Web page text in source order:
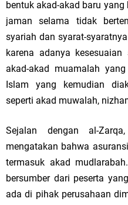
bentuk akad-akad baru
jaman selama tidak
syariah dan syarat-
karena adanya
akad-akad muamalah
Islam yang kemudian
seperti akad muwalah,
Sejalan dengan al-
mengatakan bahwa
termasuk akad
bersumber dari peserta
ada di pihak perusahaan